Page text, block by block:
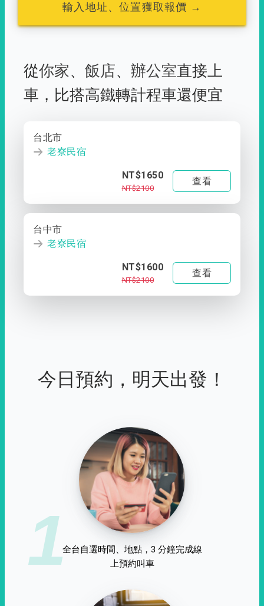
輸入地址、位置獲取報價 →
從你家、 飯店、 辦公室直接上
車， 比搭高鐵轉計程車還便宜
台北市
老寮民宿
NT$1650
NT$2100
查看
台中市
老寮民宿
NT$1600
NT$2100
查看
今日預約，明天出發！
1全台自選時間、地點，3 分鐘完成線
上預約叫車